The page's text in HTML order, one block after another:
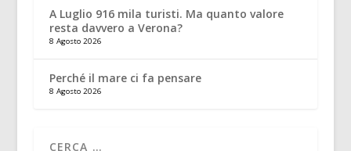
A Luglio 916 mila turisti. Ma quanto valore
resta davvero a Verona?
8 Agosto 2026
Perché il mare ci fa pensare
8 Agosto 2026